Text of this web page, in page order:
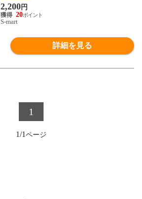
2,200円
20
S-mart
詳細を見る
1
1/1